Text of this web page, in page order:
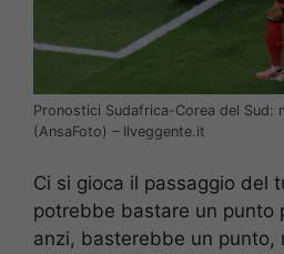
Pronostici Sudafrica-Corea del Sud:
(AnsaFoto) – Ilveggente.it
Ci si gioca il passaggio del
potrebbe bastare un punto
anzi, basterebbe un punto,